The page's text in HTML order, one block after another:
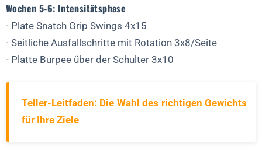
Wochen 5-6: Intensitätsphase
- Plate Snatch Grip Swings 4x15
- Seitliche Ausfallschritte mit Rotation 3x8/Seite
- Platte Burpee über der Schulter 3x10
Teller-Leitfaden: Die Wahl des richtigen Gewichts
für Ihre Ziele